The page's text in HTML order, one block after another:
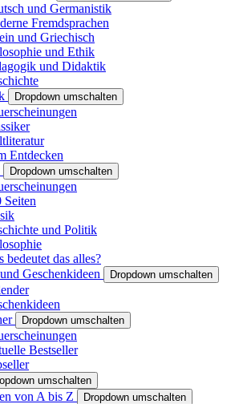
und Germanistik
Fremdsprachen
und Griechisch
und Ethik
und Didaktik
Dropdown umschalten
Entdecken
Dropdown umschalten
Seiten
und Politik
bedeutet das alles?
Geschenkideen
Dropdown umschalten
Dropdown umschalten
Bestseller
umschalten
von A bis Z Dropdown umschalten